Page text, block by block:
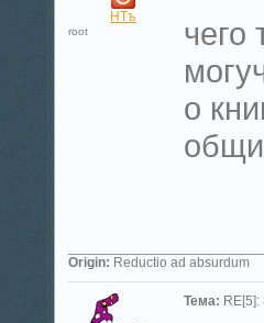
НТъ
root
чего
о
Origin: Reductio ad absurdum
Тема: